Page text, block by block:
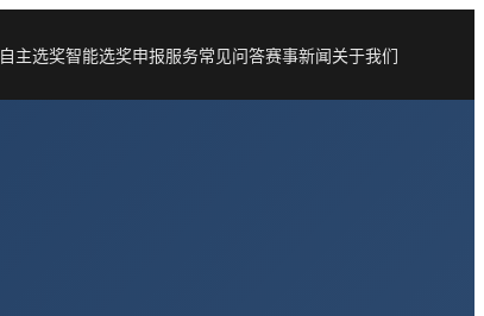
自主选奖智能选奖申报服务常见问答赛事新闻 关于我们